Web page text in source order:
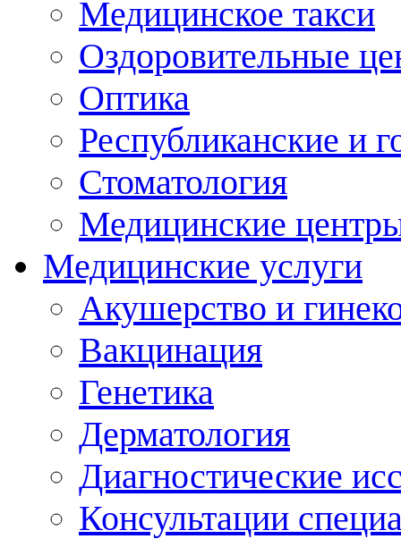
Медицинское такси
Оздоровительные
Оптика
Республиканские и
Стоматология
Медицинские
Медицинские услуги
Акушерство и
Вакцинация
Генетика
Дерматология
Диагностические
Консультации